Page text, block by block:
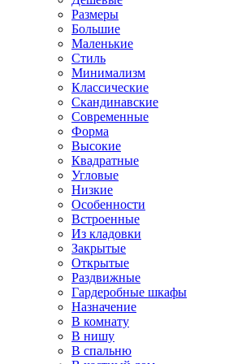
Размеры
Большие
Маленькие
Стиль
Минимализм
Классические
Скандинавские
Современные
Форма
Высокие
Квадратные
Угловые
Низкие
Особенности
Встроенные
Из кладовки
Закрытые
Открытые
Раздвижные
Гардеробные шкафы
Назначение
В комнату
В нишу
В спальню